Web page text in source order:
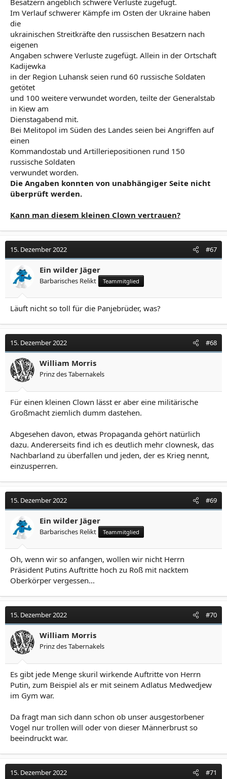
Im Verlauf schwerer Kämpfe im Osten der Ukraine haben
die
ukrainischen Streitkräfte den russischen Besatzern nach
eigenen
Angaben schwere Verluste zugefügt. Allein in der Ortschaft
Kadijewka
in der Region Luhansk seien rund 60 russische Soldaten
getötet
und 100 weitere verwundet worden, teilte der Generalstab
in Kiew am
Dienstagabend mit.
Bei Melitopol im Süden des Landes seien bei Angriffen auf
einen
Kommandostab und Artilleriepositionen rund 150
russische Soldaten
verwundet worden.
Die Angaben konnten von unabhängiger Seite nicht
überprüft werden.
Kann man diesem kleinen Clown vertrauen?
15. Dezember 2022 #67
Ein wilder Jäger
Barbarisches Relikt Teammitglied
Läuft nicht so toll für die Panjebrüder, was?
15. Dezember 2022 #68
William Morris
Prinz des Tabernakels
Für einen kleinen Clown lässt er aber eine militärische
Großmacht ziemlich dumm dastehen.
Abgesehen davon, etwas Propaganda gehört natürlich
dazu. Andererseits find ich es deutlich mehr clownesk, das
Nachbarland zu überfallen und jeden, der es Krieg nennt,
einzusperren.
15. Dezember 2022 #69
Ein wilder Jäger
Barbarisches Relikt Teammitglied
Oh, wenn wir so anfangen, wollen wir nicht Herrn
Präsident Putins Auftritte hoch zu Roß mit nacktem
Oberkörper vergessen...
15. Dezember 2022 #70
William Morris
Prinz des Tabernakels
Es gibt jede Menge skuril wirkende Auftritte von Herrn
Putin, zum Beispiel als er mit seinem Adlatus Medwedjew
im Gym war.
Da fragt man sich dann schon ob unser ausgestorbener
Vogel nur trollen will oder von dieser Männerbrust so
beeindruckt war.
15. Dezember 2022 #71